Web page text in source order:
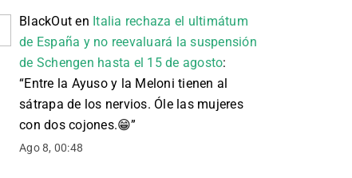
BlackOut en Italia rechaza el ultimátum
de España y no reevaluará la suspensión
de Schengen hasta el 15 de agosto:
“Entre la Ayuso y la Meloni tienen al
sátrapa de los nervios. Óle las mujeres
con dos cojones. 😁”
Ago 8, 00:48